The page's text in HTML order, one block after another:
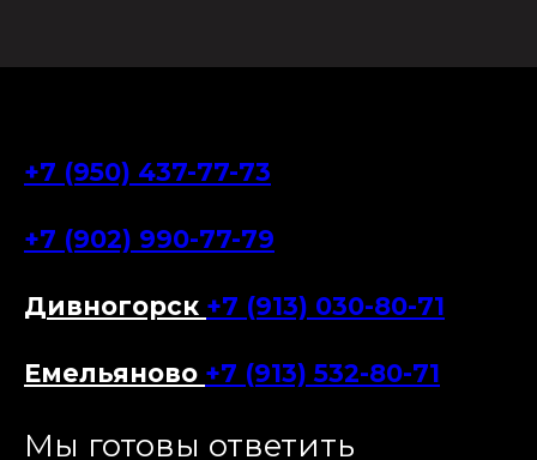
+7 (950) 437-77-73
+7 (902) 990-77-79
Дивногорск +7 (913) 030-80-71
Емельяново +7 (913) 532-80-71
Мы готовы ответить